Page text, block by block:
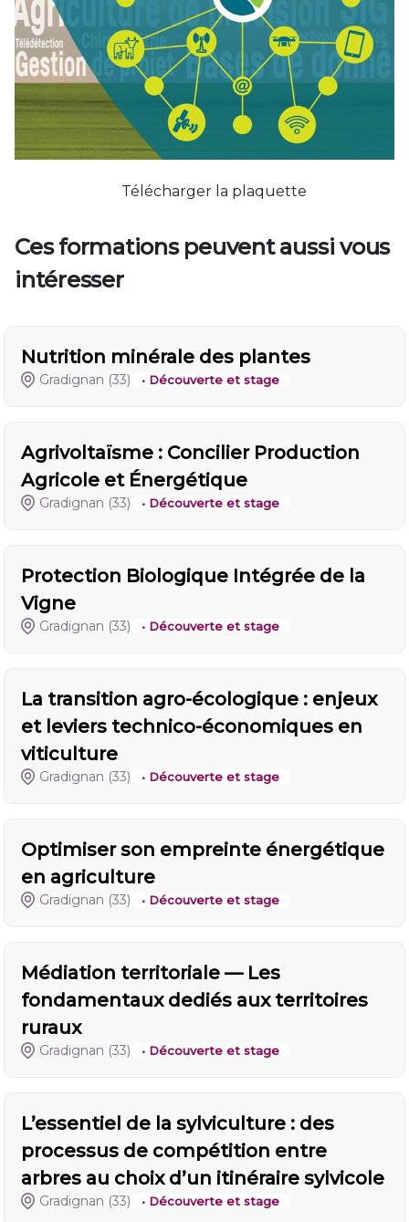
Télécharger la plaquette
Ces formations peuvent aussi vous
intéresser
Nutrition minérale des plantes
Gradignan (33) • Découverte et stage
Agrivoltaïsme : Concilier Production
Agricole et Énergétique
Gradignan (33) • Découverte et stage
Protection Biologique Intégrée de la
Vigne
Gradignan (33) • Découverte et stage
La transition agro-écologique : enjeux
et leviers technico-économiques en
viticulture
Gradignan (33) • Découverte et stage
Optimiser son empreinte énergétique
en agriculture
Gradignan (33) • Découverte et stage
Médiation territoriale — Les
fondamentaux dediés aux territoires
ruraux
Gradignan (33) • Découverte et stage
L’essentiel de la sylviculture : des
processus de compétition entre
arbres au choix d’un itinéraire sylvicole
Gradignan (33) • Découverte et stage